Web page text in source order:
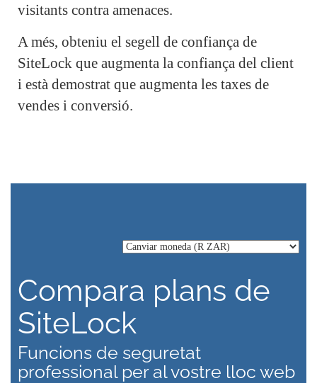
visitants contra amenaces.
A més, obteniu el segell de confiança de
SiteLock que augmenta la confiança del client
i està demostrat que augmenta les taxes de
vendes i conversió.
Compara plans de
SiteLock
Funcions de seguretat
professional per al vostre lloc web